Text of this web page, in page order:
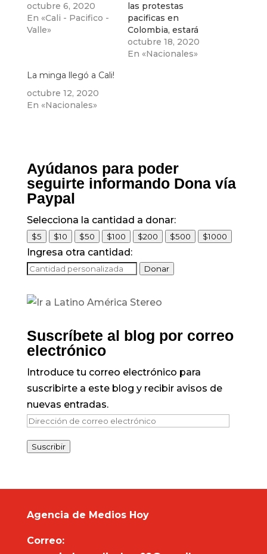
octubre 6, 2020
En «Cali - Pacifico -
Valle»
las protestas
pacificas en
Colombia, estará
llegando a Bogotá el
martes 20 de
octubre 18, 2020
En «Nacionales»
La minga llegó a Cali!
octubre 12, 2020
En «Nacionales»
Ayúdanos para poder
seguirte informando Dona vía
Paypal
Selecciona la cantidad a donar:
$5 $10 $50 $100 $200 $500 $1000
Ingresa otra cantidad:
Donar
Suscríbete al blog por correo
electrónico
Introduce tu correo electrónico para
suscribirte a este blog y recibir avisos de
nuevas entradas.
Dirección
correo
Suscribir
Agencia de Medios Hoy
Correo: